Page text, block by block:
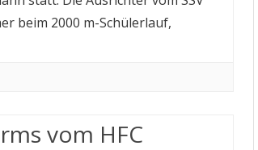
AMMERLAND-FRIESLAND
beim 2000 m-Schülerlauf,
vom HFC